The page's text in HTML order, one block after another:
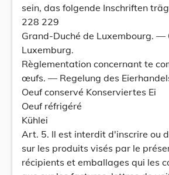
sein, das folgende Inschriften
228 229
Grand-Duché de Luxembourg. —
Luxemburg.
Règlementation concernant te
œufs. — Regelung des
Oeuf conservé Konserviertes Ei
Oeuf réfrigéré
Kühlei
Art. 5. Il est interdit d'inscrire ou
sur les produits visés par le
récipients et emballages qui les